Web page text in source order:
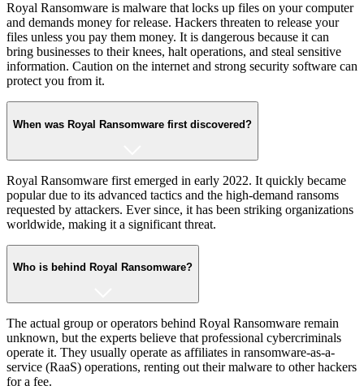
Royal Ransomware is malware that locks up files on your computer
and demands money for release. Hackers threaten to release your
files unless you pay them money. It is dangerous because it can
bring businesses to their knees, halt operations, and steal sensitive
information. Caution on the internet and strong security software can
protect you from it.
When was Royal Ransomware first discovered?
Royal Ransomware first emerged in early 2022. It quickly became
popular due to its advanced tactics and the high-demand ransoms
requested by attackers. Ever since, it has been striking organizations
worldwide, making it a significant threat.
Who is behind Royal Ransomware?
The actual group or operators behind Royal Ransomware remain
unknown, but the experts believe that professional cybercriminals
operate it. They usually operate as affiliates in ransomware-as-a-
service (RaaS) operations, renting out their malware to other hackers
for a fee.